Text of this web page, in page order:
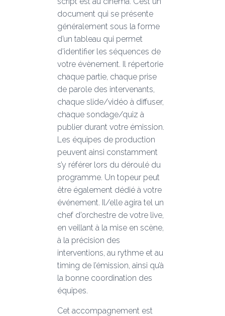
document qui se présente
généralement sous la forme
d’un tableau qui permet
d’identifier les séquences de
votre évènement. Il répertorie
chaque partie, chaque prise
de parole des intervenants,
chaque slide/vidéo à diffuser,
chaque sondage/quiz à
publier durant votre émission.
Les équipes de production
peuvent ainsi constamment
s’y référer lors du déroulé du
programme. Un topeur peut
être également dédié à votre
événement. Il/elle agira tel un
chef d’orchestre de votre live,
en veillant à la mise en scène,
à la précision des
interventions, au rythme et au
timing de l’émission, ainsi qu’à
la bonne coordination des
équipes.
Cet accompagnement est